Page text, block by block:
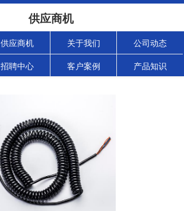
供应商机
供应商机 关于我们 公司动态
招聘中心 客户案例 产品知识